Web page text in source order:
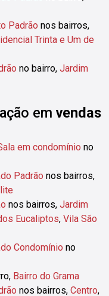
Padrão nos bairros,
Trinta e Um de
no bairro, Jardim
emvendas
em condomínio no
Padrão nos bairros,
nos bairros, Jardim
Eucaliptos, Vila São
Condomínio no
Bairro do Grama
nos bairros, Centro,